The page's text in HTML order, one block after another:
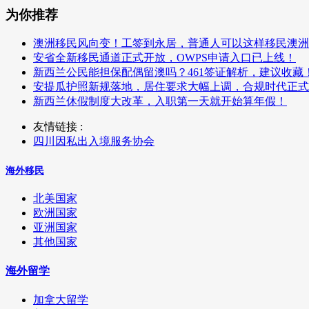
为你推荐
澳洲移民风向变！工签到永居，普通人可以这样移民澳洲
安省全新移民通道正式开放，OWPS申请入口已上线！
新西兰公民能担保配偶留澳吗？461签证解析，建议收藏！
安提瓜护照新规落地，居住要求大幅上调，合规时代正式
新西兰休假制度大改革，入职第一天就开始算年假！
友情链接 :
四川因私出入境服务协会
海外移民
北美国家
欧洲国家
亚洲国家
其他国家
海外留学
加拿大留学